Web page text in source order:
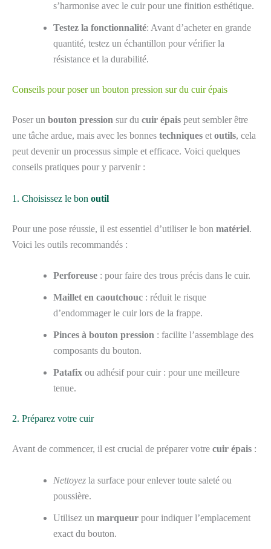
s’harmonise avec le cuir pour une finition esthétique.
Testez la fonctionnalité: Avant d’acheter en grande
quantité, testez un échantillon pour vérifier la
résistance et la durabilité.
Conseils pour poser un bouton pression sur du cuir épais
Poser un bouton pression sur du cuir épais peut sembler être
une tâche ardue, mais avec les bonnes techniques et outils, cela
peut devenir un processus simple et efficace. Voici quelques
conseils pratiques pour y parvenir :
1. Choisissez le bon outil
Pour une pose réussie, il est essentiel d’utiliser le bon matériel.
Voici les outils recommandés :
Perforeuse : pour faire des trous précis dans le cuir.
Maillet en caoutchouc : réduit le risque
d’endommager le cuir lors de la frappe.
Pinces à bouton pression : facilite l’assemblage des
composants du bouton.
Patafix ou adhésif pour cuir : pour une meilleure
tenue.
2. Préparez votre cuir
Avant de commencer, il est crucial de préparer votre cuir épais :
Nettoyez la surface pour enlever toute saleté ou
poussière.
Utilisez un marqueur pour indiquer l’emplacement
exact du bouton.